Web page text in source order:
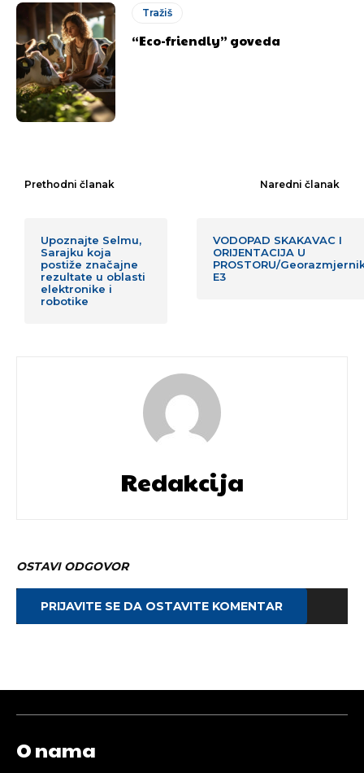
Tražiš
“Eco-friendly” goveda
Prethodni članak
Upoznajte Selmu,
Sarajku koja
postiže značajne
rezultate u oblasti
elektronike i
robotike
Naredni članak
VODOPAD SKAKAVAC I
ORIJENTACIJA U
PROSTORU/
E3
Redakcija
OSTAVI ODGOVOR
PRIJAVITE SE DA OSTAVITE KOMENTAR
O nama